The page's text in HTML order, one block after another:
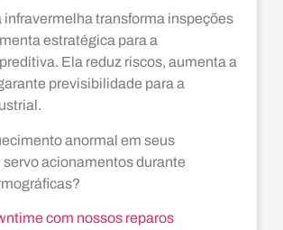
infravermelha transforma inspeções
estratégica para a
Ela reduz riscos, aumenta a
previsibilidade para a
anormal em seus
servo acionamentos durante
com nossos reparos